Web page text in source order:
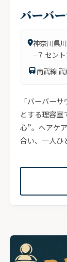
バーバ
神奈川県
−７ セン
南武線
「バーバー
とする理容室
心”。ヘアケ
合い、一人ひ